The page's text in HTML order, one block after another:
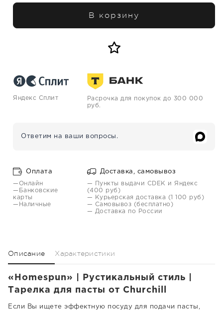
В корзину
Яндекс Сплит
Расрочка для покупок до 300 000
руб.
Ответим на ваши вопросы.
Оплата
—Онлайн
—Банковские
карты
—Наличные
Доставка, самовывоз
— Пункты выдачи CDEK и Яндекс
(400 руб)
— Курьерская доставка (1 100 руб)
— Самовывоз (бесплатно)
— Доставка по России
Описание Характеристики
«Homespun» | Рустикальный стиль |
Тарелка для пасты от Churchill
Если Вы ищете эффектную посуду для подачи пасты,